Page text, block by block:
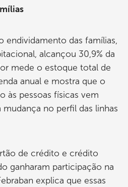
endividamento das famílias,
alcançou 30,9% da
mede o estoque total de
anual e mostra que o
às pessoas físicas vem
no perfil das linhas
de crédito e crédito
ganharam participação na
explica que essas